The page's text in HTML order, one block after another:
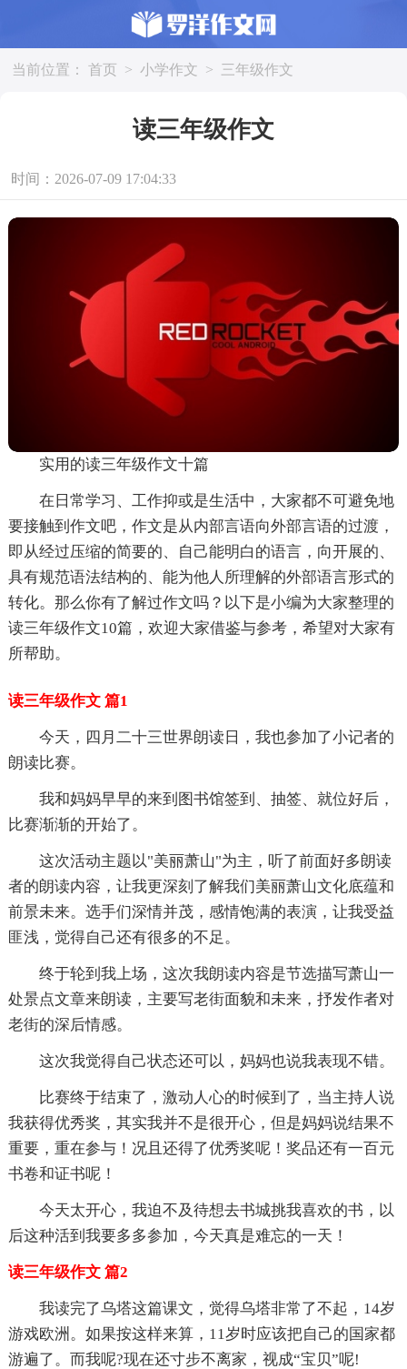
当前位置： 首页 > 小学作文 > 三年级作文
读三年级作文
时间：2026-07-09 17:04:33
实用的读三年级作文十篇
在日常学习、工作抑或是生活中，大家都不可避免地
要接触到作文吧，作文是从内部言语向外部言语的过渡，
即从经过压缩的简要的、自己能明白的语言，向开展的、
具有规范语法结构的、能为他人所理解的外部语言形式的
转化。那么你有了解过作文吗？以下是小编为大家整理的
读三年级作文10篇，欢迎大家借鉴与参考，希望对大家有
所帮助。
读三年级作文 篇1
今天，四月二十三世界朗读日，我也参加了小记者的
朗读比赛。
我和妈妈早早的来到图书馆签到、抽签、就位好后，
比赛渐渐的开始了。
这次活动主题以"美丽萧山"为主，听了前面好多朗读
者的朗读内容，让我更深刻了解我们美丽萧山文化底蕴和
前景未来。选手们深情并茂，感情饱满的表演，让我受益
匪浅，觉得自己还有很多的不足。
终于轮到我上场，这次我朗读内容是节选描写萧山一
处景点文章来朗读，主要写老街面貌和未来，抒发作者对
老街的深后情感。
这次我觉得自己状态还可以，妈妈也说我表现不错。
比赛终于结束了，激动人心的时候到了，当主持人说
我获得优秀奖，其实我并不是很开心，但是妈妈说结果不
重要，重在参与！况且还得了优秀奖呢！奖品还有一百元
书卷和证书呢！
今天太开心，我迫不及待想去书城挑我喜欢的书，以
后这种活到我要多多参加，今天真是难忘的一天！
读三年级作文 篇2
我读完了乌塔这篇课文，觉得乌塔非常了不起，14岁
游戏欧洲。如果按这样来算，11岁时应该把自己的国家都
游遍了。而我呢?现在还寸步不离家，视成“宝贝”呢!